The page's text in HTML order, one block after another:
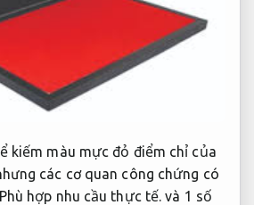
kiếm màu mực đỏ điểm chỉ của
các cơ quan công chứng có
Phù hợp nhu cầu thực tế. và 1 số